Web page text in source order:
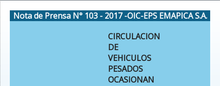
Nota de Prensa N° 103 - 2017 -OIC-EPS EMAPICA S.A.
CIRCULACION
DE
VEHICULOS
PESADOS
OCASIONAN